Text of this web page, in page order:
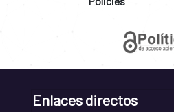
Enlaces directos